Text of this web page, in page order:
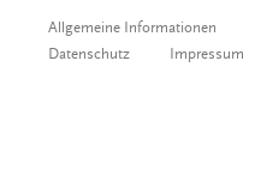
Allgemeine Informationen
Datenschutz
Impressum